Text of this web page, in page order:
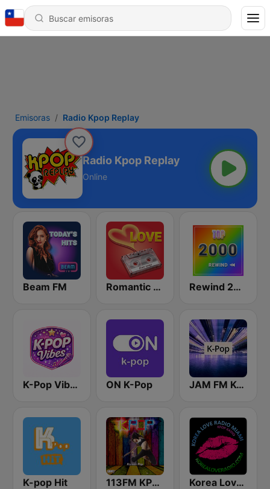
Emisoras Radio Kpop Replay
Radio Kpop Replay
Online
Beam FM Romantic Vibes Rewind 2000's
K-Pop Vibes ON K-Pop JAM FM K-pop
K-pop Hit 113FM KPOP Korea Love Radio K-pop Miami